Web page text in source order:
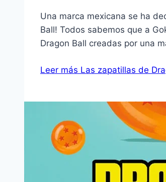
Una marca mexicana se ha
Ball! Todos sabemos que a
Dragon Ball creadas por una
Leer más Las zapatillas de